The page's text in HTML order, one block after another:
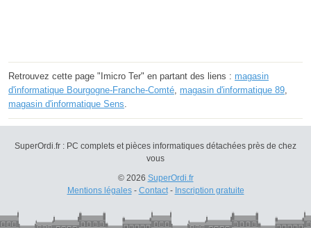
Retrouvez cette page "Imicro Ter" en partant des liens : magasin
d'informatique Bourgogne-Franche-Comté, magasin d'informatique 89,
magasin d'informatique Sens.
SuperOrdi.fr : PC complets et pièces informatiques détachées près de chez
vous
© 2026 SuperOrdi.fr
Mentions légales- Contact- Inscription gratuite